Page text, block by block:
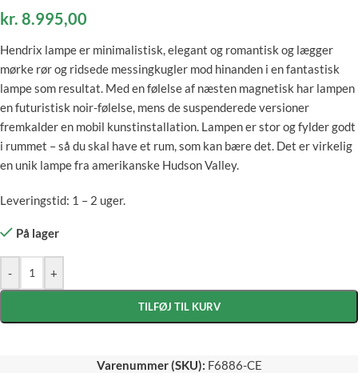
kr. 8.995,00
Hendrix lampe er minimalistisk, elegant og romantisk og lægger
mørke rør og ridsede messingkugler mod hinanden i en fantastisk
lampe som resultat. Med en følelse af næsten magnetisk har lampen
en futuristisk noir-følelse, mens de suspenderede versioner
fremkalder en mobil kunstinstallation. Lampen er stor og fylder godt
i rummet – så du skal have et rum, som kan bære det. Det er virkelig
en unik lampe fra amerikanske Hudson Valley.
Leveringstid: 1 – 2 uger.
På lager
- +
TILFØJ TIL KURV
Varenummer (SKU): F6886-CE